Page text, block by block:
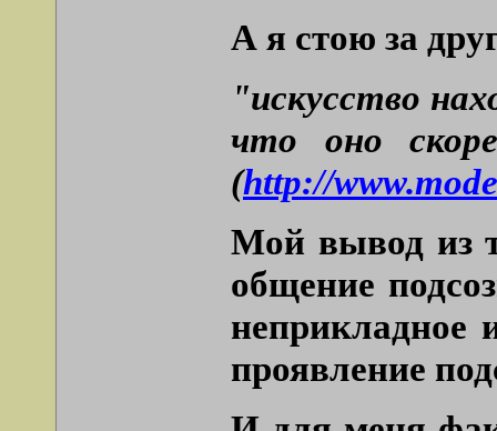
А я стою за
"искусство
что оно
(http://
Мой вывод из
общение
неприкладное
проявление